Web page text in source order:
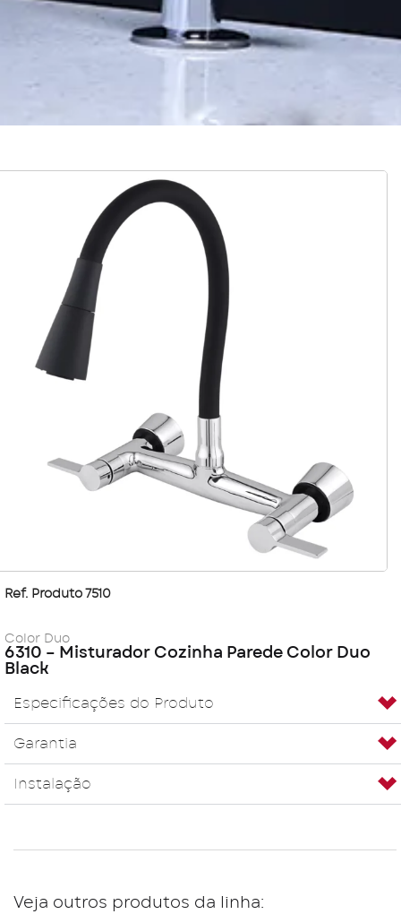
Ref. Produto 7510
Color Duo
6310 – Misturador Cozinha Parede Color Duo
Black
Especificações do Produto
Garantia
Instalação
Veja outros produtos da linha: